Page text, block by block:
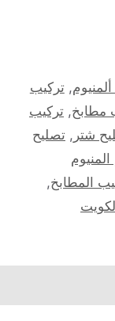
,تركيب
مطابخ, تركيب
شتر , تصليح
المطابخ,